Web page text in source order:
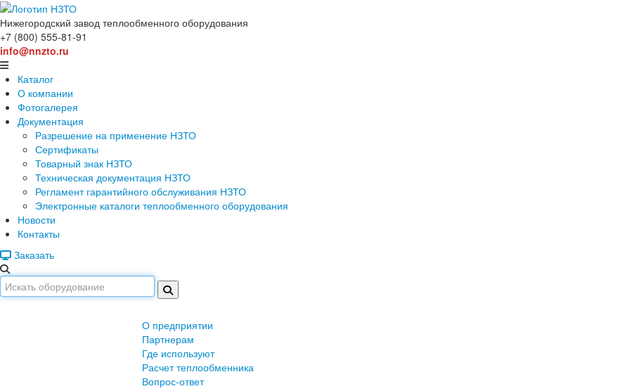
Нижегородский завод теплообменного оборудования
+7 (800) 555-81-91
info@nnzto.ru
Каталог
О компании
Фотогалерея
Документация
Разрешение на применение НЗТО
Сертификаты
Товарный знак НЗТО
Техническая документация НЗТО
Регламент гарантийного обслуживания НЗТО
Электронные каталоги теплообменного оборудования
Новости
Контакты
Заказать
О предприятии
Партнерам
Где используют
Расчет теплообменника
Вопрос-ответ